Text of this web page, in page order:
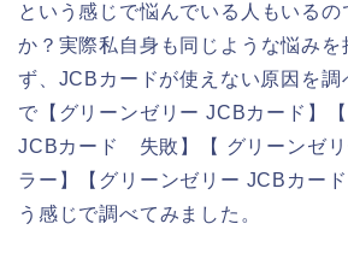
という感じで悩んでいる人もいるの
か？実際私自身も同じような悩みを
ず、JCBカードが使えない原因を調
で【グリーンゼリー JCBカード】
JCBカード 失敗】【 グリーンゼ
ラー】【グリーンゼリー JCBカー
う感じで調べてみました。